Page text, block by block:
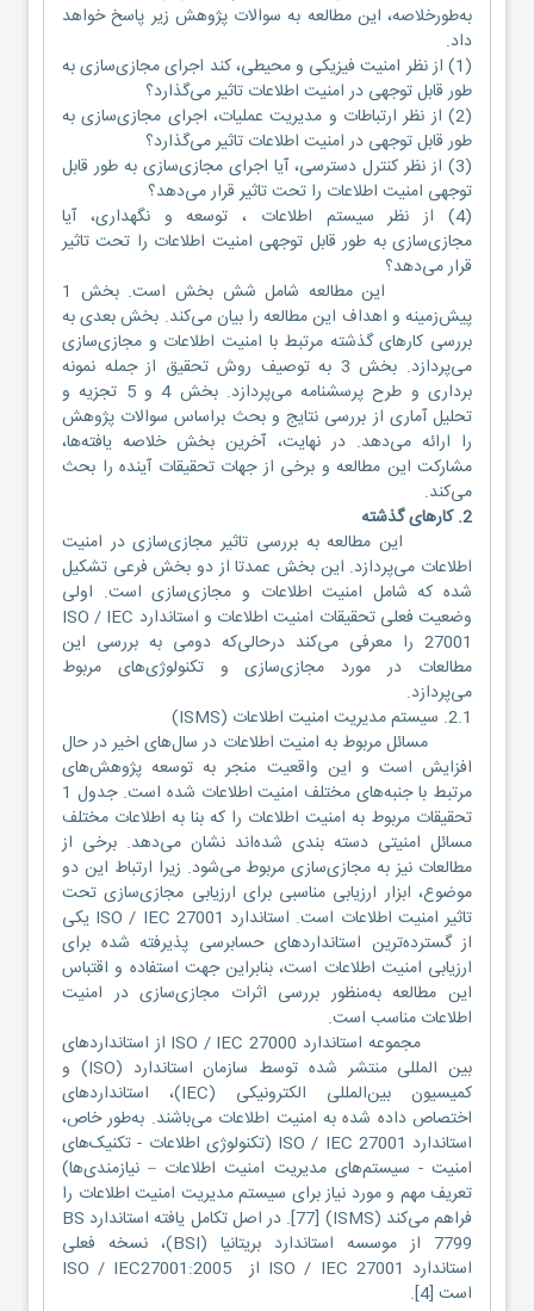
به‌طورخلاصه، این مطالعه به سوالات پژوهش زیر پاسخ خواهد
داد.
(1) از نظر امنیت فیزیکی و محیطی، کند اجرای مجازی‌سازی به
طور قابل توجهی در امنیت اطلاعات تاثیر می‌گذارد؟
(2) از نظر ارتباطات و مدیریت عملیات، اجرای مجازی‌سازی به
طور قابل توجهی در امنیت اطلاعات تاثیر می‌گذارد؟
(3) از نظر کنترل دسترسی، آیا اجرای مجازی‌سازی به طور قابل
توجهی امنیت اطلاعات را تحت تاثیر قرار می‌دهد؟
(4) از نظر سیستم اطلاعات ، توسعه و نگهداری، آیا
مجازی‌سازی به طور قابل توجهی امنیت اطلاعات را تحت تاثیر
قرار می‌دهد؟
این مطالعه شامل شش بخش است. بخش 1
پیش‌زمینه و اهداف این مطالعه را بیان می‌کند. بخش بعدی به
بررسی کارهای گذشته مرتبط با امنیت اطلاعات و مجازی‌سازی
می‌پردازد. بخش 3 به توصیف روش تحقیق از جمله نمونه
برداری و طرح پرسشنامه می‌پردازد. بخش 4 و 5 تجزیه و
تحلیل آماری از بررسی نتایج و بحث براساس سوالات پژوهش
را ارائه می‌دهد. در نهایت، آخرین بخش خلاصه یافته‌ها،
مشارکت این مطالعه و برخی از جهات تحقیقات آینده را بحث
می‌کند.
2. کارهای گذشته
این مطالعه به بررسی تاثیر مجازی‌سازی در امنیت
اطلاعات می‌پردازد. این بخش عمدتا از دو بخش فرعی تشکیل
شده که شامل امنیت اطلاعات و مجازی‌سازی است. اولی
وضعیت فعلی تحقیقات امنیت اطلاعات و استاندارد ISO / IEC
27001 را معرفی می‌کند درحالی‌که دومی به بررسی این
مطالعات در مورد مجازی‌سازی و تکنولوژی‌های مربوط
می‌پردازد.
2.1. سیستم مدیریت امنیت اطلاعات (ISMS)
مسائل مربوط به امنیت اطلاعات در سال‌های اخیر در حال
افزایش است و این واقعیت منجر به توسعه پژوهش‌های
مرتبط با جنبه‌های مختلف امنیت اطلاعات شده است. جدول 1
تحقیقات مربوط به امنیت اطلاعات را که بنا به اطلاعات مختلف
مسائل امنیتی دسته بندی شده‌اند نشان می‌دهد. برخی از
مطالعات نیز به مجازی‌سازی مربوط می‌شود. زیرا ارتباط این دو
موضوع، ابزار ارزیابی مناسبی برای ارزیابی مجازی‌سازی تحت
تاثیر امنیت اطلاعات است. استاندارد ISO / IEC 27001 یکی
از گسترده‌ترین استانداردهای حسابرسی پذیرفته شده برای
ارزیابی امنیت اطلاعات است، بنابراین جهت استفاده و اقتباس
این مطالعه به‌منظور بررسی اثرات مجازی‌سازی در امنیت
اطلاعات مناسب است.
مجموعه استاندارد ISO / IEC 27000 از استانداردهای
بین المللی منتشر شده توسط سازمان استاندارد (ISO) و
کمیسیون بین‌المللی الکترونیکی (IEC)، استانداردهای
اختصاص داده شده به امنیت اطلاعات می‌باشند. به‌طور خاص،
استاندارد ISO / IEC 27001 (تکنولوژی اطلاعات - تکنیک‌های
امنیت - سیستم‌های مدیریت امنیت اطلاعات – نیازمندی‌ها)
تعریف مهم و مورد نیاز برای سیستم مدیریت امنیت اطلاعات را
فراهم می‌کند (ISMS) [77]. در اصل تکامل یافته استاندارد BS
7799 از موسسه استاندارد بریتانیا (BSI)، نسخه فعلی
استاندارد ISO / IEC 27001 از ISO / IEC27001:2005
است [4].